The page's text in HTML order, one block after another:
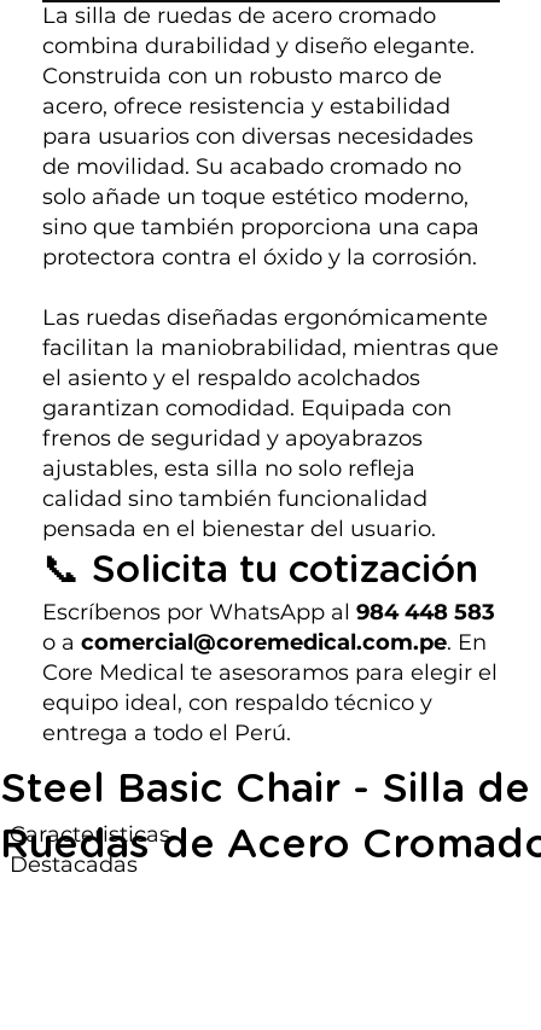
Steel Basic Chair - Silla de
Ruedas de Acero
Caracteristicas
Destacadas
La silla de ruedas de acero cromado
combina durabilidad y diseño elegante.
Construida con un robusto marco de
acero, ofrece resistencia y estabilidad
para usuarios con diversas necesidades
de movilidad. Su acabado cromado no
solo añade un toque estético moderno,
sino que también proporciona una capa
protectora contra el óxido y la corrosión.
Las ruedas diseñadas ergonómicamente
facilitan la maniobrabilidad, mientras que
el asiento y el respaldo acolchados
garantizan comodidad. Equipada con
frenos de seguridad y apoyabrazos
ajustables, esta silla no solo refleja
calidad sino también funcionalidad
pensada en el bienestar del usuario.
📞 Solicita tu cotización
Escríbenos por WhatsApp al 984 448 583
o a comercial@coremedical.com.pe. En
Core Medical te asesoramos para elegir el
equipo ideal, con respaldo técnico y
entrega a todo el Perú.